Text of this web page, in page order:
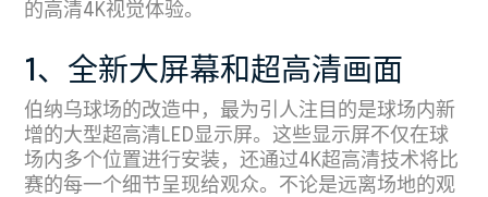
的高清4K视觉体验。
1、全新大屏幕和超高清画面
伯纳乌球场的改造中，最为引人注目的是球场内新
增的大型超高清LED显示屏。这些显示屏不仅在球
场内多个位置进行安装，还通过4K超高清技术将比
赛的每一个细节呈现给观众。不论是远离场地的观